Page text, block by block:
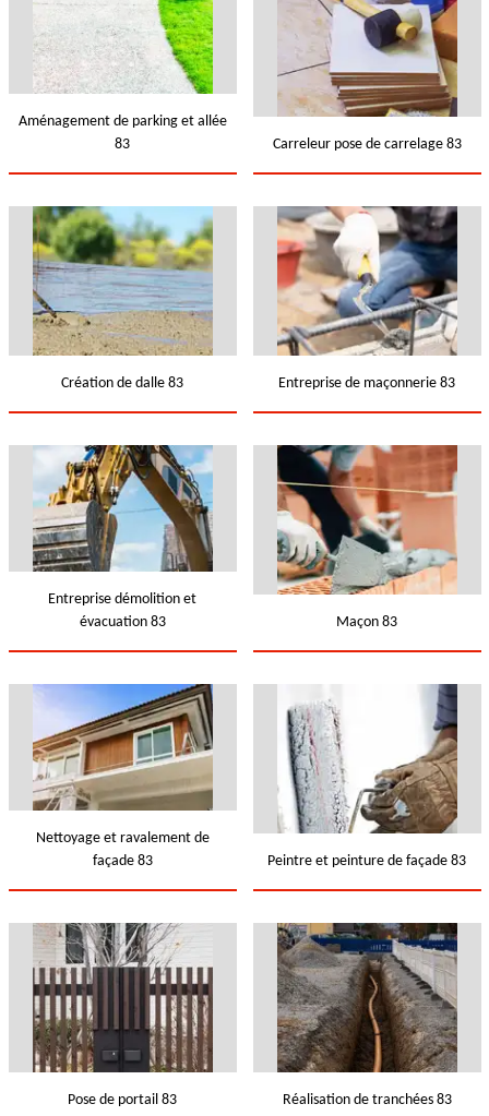
Aménagement de parking et allée
83
Carreleur pose de carrelage 83
Création de dalle 83 Entreprise de maçonnerie 83
Entreprise démolition et
évacuation 83
Maçon 83
Nettoyage et ravalement de
façade 83
Peintre et peinture de façade 83
Pose de portail 83 Réalisation de tranchées 83